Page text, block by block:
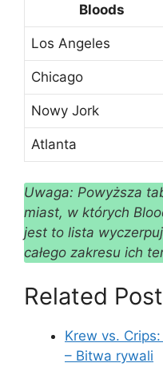
Bloods
Los Angeles
Chicago
Nowy Jork
Atlanta
Uwaga: Powyższa
miast, w których
jest to lista
całego zakresu ich
Related
Krew vs.
– Bitwa rywali